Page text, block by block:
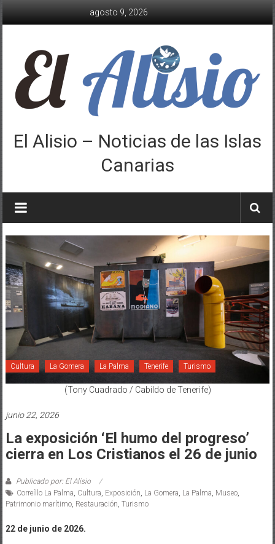
agosto 9, 2026
El Alisio – Noticias de las Islas
Canarias
Cultura La Gomera La Palma Tenerife Turismo
(Tony Cuadrado / Cabildo de Tenerife)
junio 22, 2026
La exposición ‘El humo del progreso’
cierra en Los Cristianos el 26 de junio
Publicado por: El Alisio
Correíllo La Palma Cultura Exposición La Gomera La Palma Museo,
Patrimonio marítimo, Restauración Turismo
22 de junio de 2026.